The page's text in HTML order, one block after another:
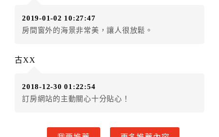
．訂房者使用「保留住宿金額」時，請注意！為避免飯
店客滿，敬請及早計畫，如逾時未提出申辦，視同無條
．每筆訂單異動限定乙次，限原訂飯店，異動完成後不
訂房者應補足差額。 限原訂飯店
2019-01-02 10:27:47
房間窗外的海景非常美，讓人很放鬆。
古XX
2018-12-30 01:22:54
訂房網站的主動關心十分貼心！